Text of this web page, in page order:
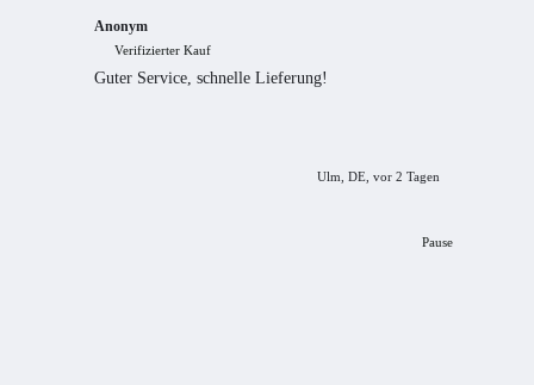
Anonym
Verifizierter Kauf
Guter Service, schnelle Lieferung!
Ulm, DE, vor 2 Tagen
Pause